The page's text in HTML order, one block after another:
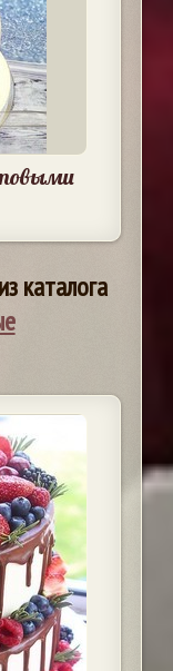
каталога